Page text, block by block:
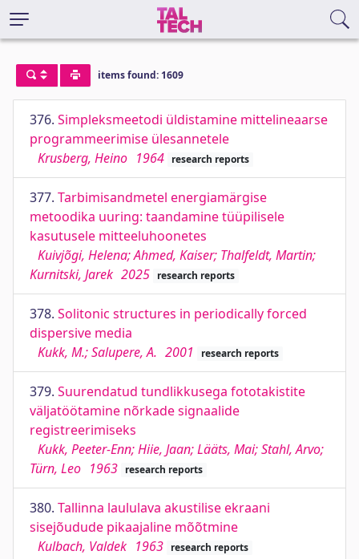
items found: 1609
376. Simpleksmeetodi üldistamine mittelineaarse
programmeerimise ülesannetele
Krusberg, Heino 1964 research reports
377. Tarbimisandmetel energiamärgise
metoodika uuring: taandamine tüüpilisele
kasutusele mitteeluhoonetes
Kuivjõgi, Helena; Ahmed, Kaiser; Thalfeldt, Martin;
Kurnitski, Jarek 2025 research reports
378. Solitonic structures in periodically forced
dispersive media
Kukk, M.; Salupere, A. 2001 research reports
379. Suurendatud tundlikkusega fototakistite
väljatöötamine nõrkade signaalide
registreerimiseks
Kukk, Peeter-Enn; Hiie, Jaan; Lääts, Mai; Stahl, Arvo;
Türn, Leo 1963 research reports
380. Tallinna laululava akustilise ekraani
sisejõudude pikaajaline mõõtmine
Kulbach, Valdek 1963 research reports